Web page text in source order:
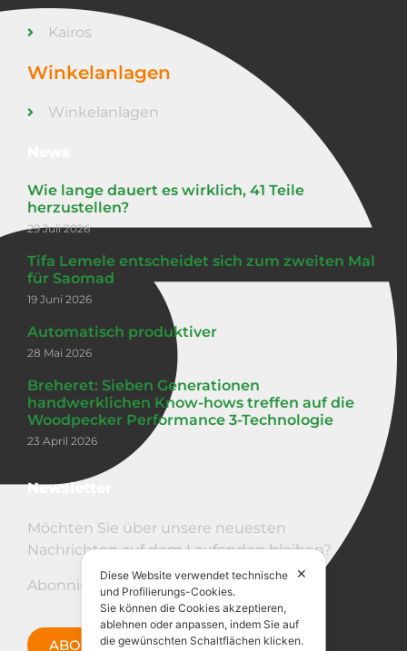
Kairos
Winkelanlagen
Winkelanlagen
Wie lange dauert es wirklich, 41 Teile
herzustellen?
29 Juli 2026
Tifa Lemele entscheidet sich zum zweiten Mal
für Saomad
19 Juni 2026
Automatisch produktiver
28 Mai 2026
Breheret: Sieben Generationen
handwerklichen Know-hows treffen auf die
Woodpecker Performance 3-Technologie
23 April 2026
Newsletter
Möchten Sie über unsere neuesten
Nachrichten auf dem Laufenden bleiben?
Abonnieren Sie den Newsletter!
ABONNIERE JETZT
✕
Diese Website verwendet technische
und Profilierungs-Cookies.
Sie können die Cookies akzeptieren,
ablehnen oder anpassen, indem Sie auf
die gewünschten Schaltflächen klicken.